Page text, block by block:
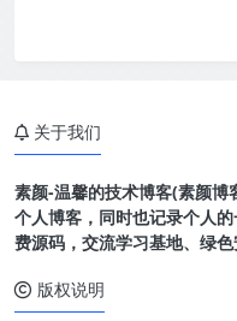
关于我们
素颜-温馨的技术博客(素颜
个人博客，同时也记录个人
费源码，交流学习基地、绿
版权说明